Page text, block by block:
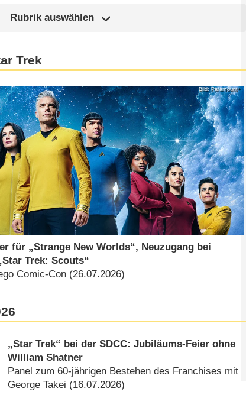
Rubrik auswählen
Trek
Bild: Paramount+
für „Strange New Worlds“, Neuzugang bei
Trek: Scouts“
Comic-Con (26.07.2026)
„Star Trek“ bei der SDCC: Jubiläums-Feier ohne
William Shatner
Panel zum 60-jährigen Bestehen des Franchises mit
George Takei (16.07.2026)